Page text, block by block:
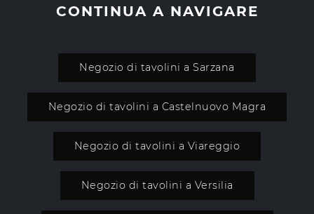
CONTINUA A NAVIGARE
Negozio di tavolini a Sarzana
Negozio di tavolini a Castelnuovo Magra
Negozio di tavolini a Viareggio
Negozio di tavolini a Versilia